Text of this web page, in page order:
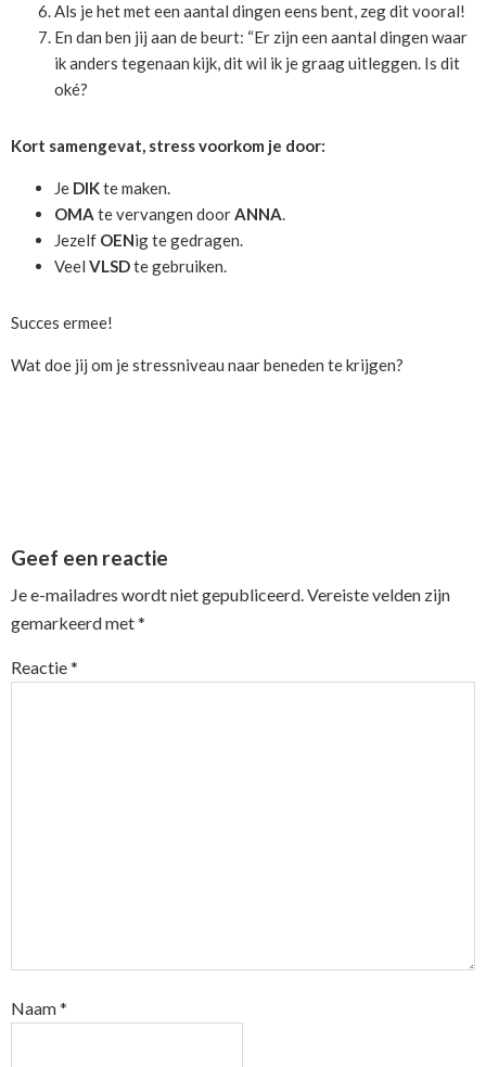
Als je het met een aantal dingen eens bent, zeg dit vooral!
En dan ben jij aan de beurt: “Er zijn een aantal dingen waar
ik anders tegenaan kijk, dit wil ik je graag uitleggen. Is dit
oké?
Kort samengevat, stress voorkom je door:
Je DIKte maken.
OMA te vervangen doorANNA.
Jezelf OENig te gedragen.
Veel VLSDte gebruiken.
Succes ermee!
Wat doe jij om je stressniveau naar beneden te krijgen?
Interactions
Geef een reactie
Je e-mailadres wordt niet gepubliceerd.Vereiste velden zijn
gemarkeerd met*
Reactie*
Naam*